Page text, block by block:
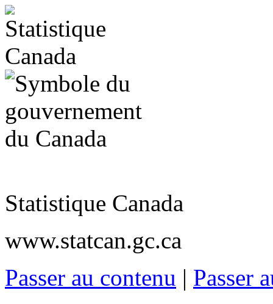
Statistique Canada
www.statcan.gc.ca
Passer au contenu | Passer